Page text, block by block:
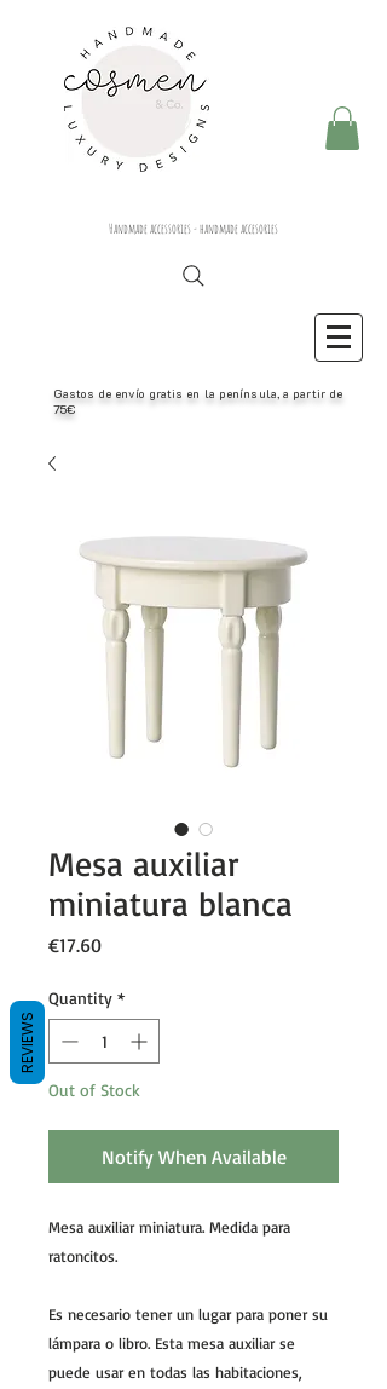
Handmade accessories - handmade accesories
Gastos de envío gratis en la península, a partir de
75€
Mesa auxiliar
miniatura blanca
€17.60Price
Quantity *
Out of Stock
Notify When Available
Mesa auxiliar miniatura. Medida para
ratoncitos.
Es necesario tener un lugar para poner su
lámpara o libro. Esta mesa auxiliar se
puede usar en todas las habitaciones,
REVIEWS